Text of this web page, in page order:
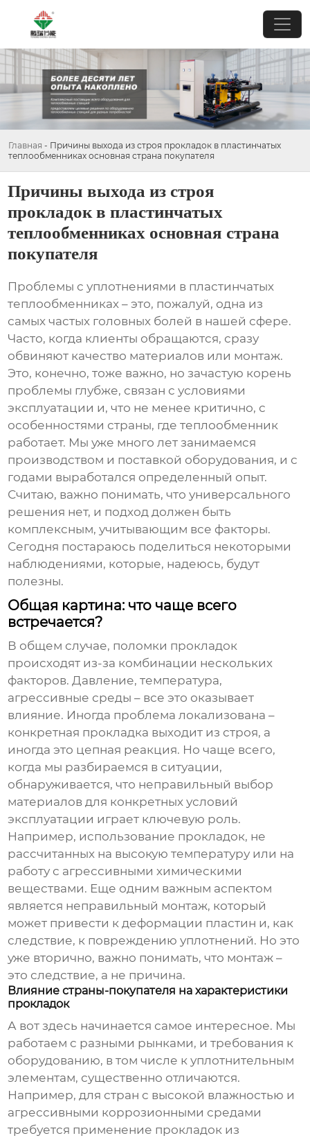
Главная - Причины выхода из строя прокладок в пластинчатых
теплообменниках основная страна покупателя
Причины выхода из строя
прокладок в пластинчатых
теплообменниках основная страна
покупателя
Проблемы с уплотнениями в пластинчатых
теплообменниках – это, пожалуй, одна из
самых частых головных болей в нашей сфере.
Часто, когда клиенты обращаются, сразу
обвиняют качество материалов или монтаж.
Это, конечно, тоже важно, но зачастую корень
проблемы глубже, связан с условиями
эксплуатации и, что не менее критично, с
особенностями страны, где теплообменник
работает. Мы уже много лет занимаемся
производством и поставкой оборудования, и с
годами выработался определенный опыт.
Считаю, важно понимать, что универсального
решения нет, и подход должен быть
комплексным, учитывающим все факторы.
Сегодня постараюсь поделиться некоторыми
наблюдениями, которые, надеюсь, будут
полезны.
Общая картина: что чаще всего
встречается?
В общем случае, поломки прокладок
происходят из-за комбинации нескольких
факторов. Давление, температура,
агрессивные среды – все это оказывает
влияние. Иногда проблема локализована –
конкретная прокладка выходит из строя, а
иногда это цепная реакция. Но чаще всего,
когда мы разбираемся в ситуации,
обнаруживается, что неправильный выбор
материалов для конкретных условий
эксплуатации играет ключевую роль.
Например, использование прокладок, не
рассчитанных на высокую температуру или на
работу с агрессивными химическими
веществами. Еще одним важным аспектом
является неправильный монтаж, который
может привести к деформации пластин и, как
следствие, к повреждению уплотнений. Но это
уже вторично, важно понимать, что монтаж –
это следствие, а не причина.
Влияние страны-покупателя на характеристики
прокладок
А вот здесь начинается самое интересное. Мы
работаем с разными рынками, и требования к
оборудованию, в том числе к уплотнительным
элементам, существенно отличаются.
Например, для стран с высокой влажностью и
агрессивными коррозионными средами
требуется применение прокладок из